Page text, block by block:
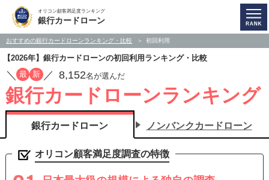
オリコン顧客満足度ランキング
銀行カードローン
おすすめの銀行カードローンランキング・比較 初回利用
【2026年】銀行カードローンの初回利用ランキング・比較
／ 最 新 ／ 8,152名が選んだ
銀行カードローンランキング
銀行カードローン ノンバンクカードローン
オリコン顧客満足度調査の特徴